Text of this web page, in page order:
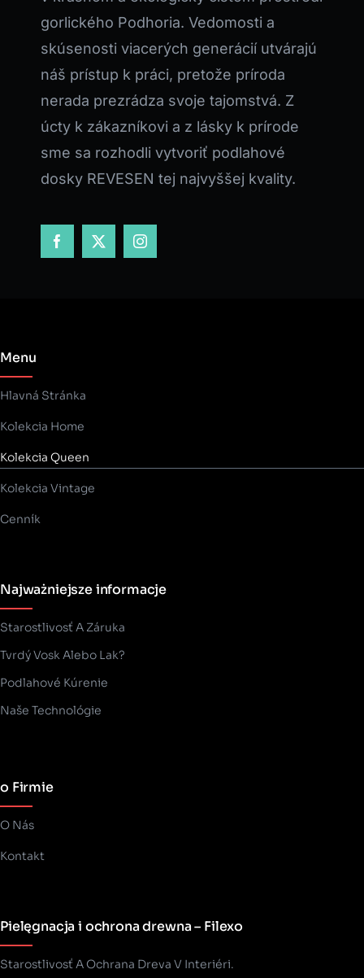
gorlického Podhoria. Vedomosti a
skúsenosti viacerých generácií utvárajú
náš prístup k práci, pretože príroda
nerada prezrádza svoje tajomstvá. Z
úcty k zákazníkovi a z lásky k prírode
sme sa rozhodli vytvoriť podlahové
dosky REVESEN tej najvyššej kvality.
Menu
Hlavná Stránka
Kolekcia Home
Kolekcia Queen
Kolekcia Vintage
Cenník
Najważniejsze informacje
Starostlivosť A Záruka
Tvrdý Vosk Alebo Lak?
Podlahové Kúrenie
Naše Technológie
o Firmie
O Nás
Kontakt
Pielęgnacja i ochrona drewna – Filexo
Starostlivosť A Ochrana Dreva V Interiéri.